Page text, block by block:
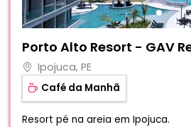
Porto Alto Resort - GAV
Ipojuca, PE
Café da Manhã
Resort pé na areia em Ipojuca.